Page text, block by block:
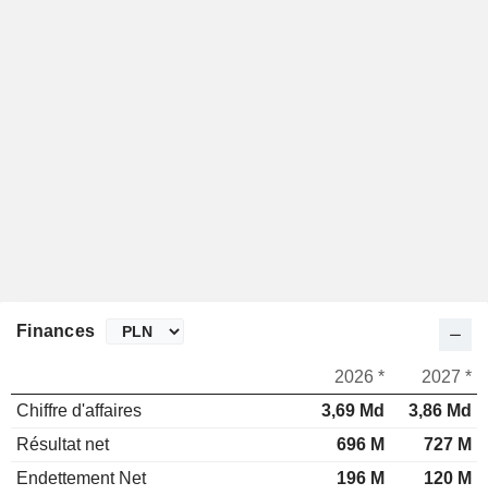
Finances
2026 *
2027 *
Chiffre d'affaires
3,69 Md
3,86 Md
Résultat net
696 M
727 M
Endettement Net
196 M 120 M